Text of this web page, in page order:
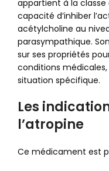
appartient à la
capacité d’inhiber
acétylcholine au
parasympathique.
sur ses propriétés
conditions
situation spécifique.
Les
l’atropine
Ce médicament est